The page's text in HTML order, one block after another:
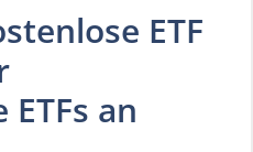
ETF
an